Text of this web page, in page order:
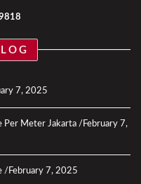
7, 2025
Per Meter Jakarta
February 7,
February 7, 2025